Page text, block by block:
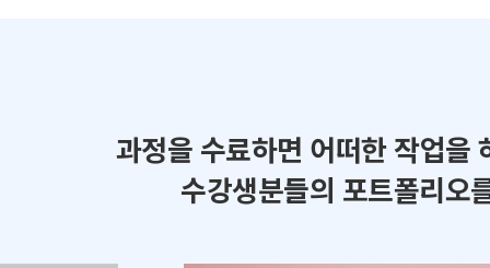
과정을 수료하면 어떠한 작업을
수강생분들의 포트폴리오